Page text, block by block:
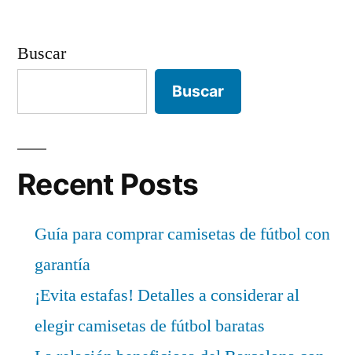
Buscar
Buscar
Recent Posts
Guía para comprar camisetas de fútbol con
garantía
¡Evita estafas! Detalles a considerar al
elegir camisetas de fútbol baratas